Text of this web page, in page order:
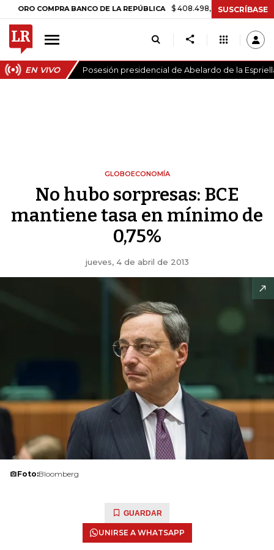
COMPRA BANCO DE LA REPÚBLICA $ 408.498,97 +$ 8.753,81 +2,19%
SUSCRÍBASE
EN VIVO Posesión presidencial de Abelardo de la
GLOBOECONOMÍA
No hubo sorpresas: BCE
mantiene tasa en mínimo de
0,75%
jueves, 4 de abril de 2013
Foto:Bloomberg
GUARDAR
UNIRSE A WHATSAPP